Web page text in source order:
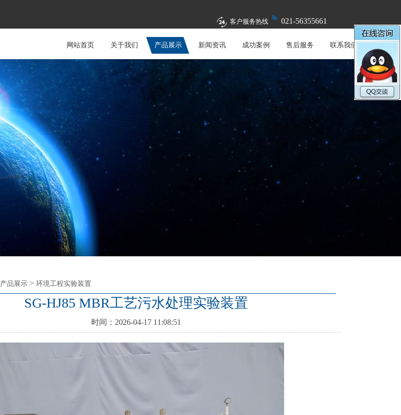
客户服务热线 021-56355661
网站首页 关于我们 产品展示 新闻资讯 成功案例 售后服务 联系我们
产品展示 > 环境工程实验装置
SG-HJ85 MBR工艺污水处理实验装置
时间：2026-04-17 11:08:51